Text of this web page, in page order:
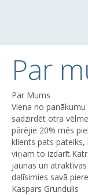
Par
Par Mums
Viena no
sadzirdēt otra
pārējie 20% mēs
klients pats
viņam to
jaunas un
dalīsimies savā
Kaspars Grundulis